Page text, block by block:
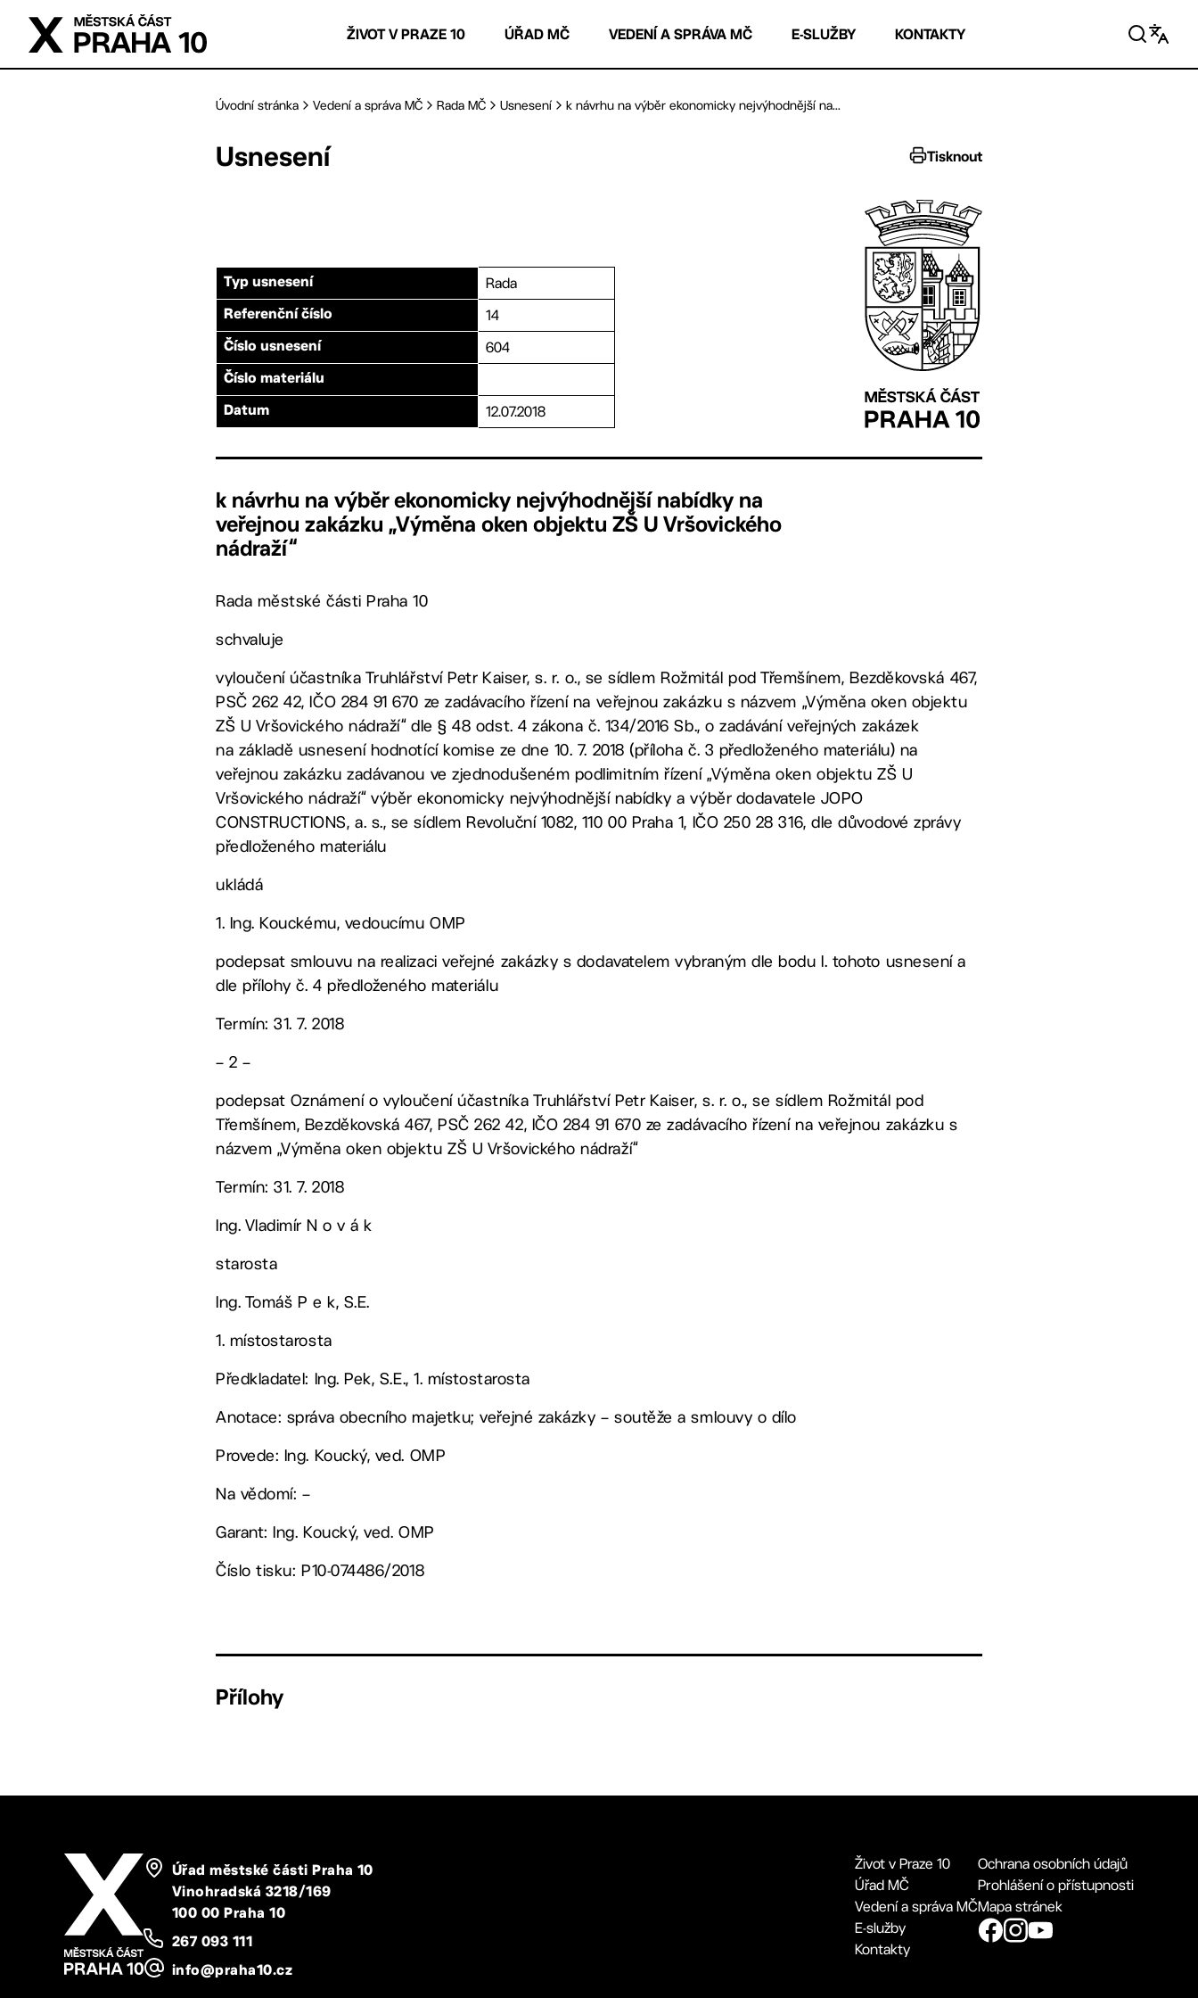
Přejít na hlavní obsah
ŽIVOT V PRAZE 10 ÚŘAD MČ VEDENÍ A SPRÁVA MČ E-SLUŽBY KONTAKTY
Úvodní stránka Vedení a správa MČ Rada MČ Usnesení k návrhu na výběr ekonomicky nejvýhodnější na...
Usnesení Tisknout
Typ usnesení Rada
Referenční číslo 14
Číslo usnesení 604
Číslo materiálu
Datum 12.07.2018
k návrhu na výběr ekonomicky nejvýhodnější nabídky na
veřejnou zakázku „Výměna oken objektu ZŠ U Vršovického
nádraží“
Rada městské části Praha 10
schvaluje
vyloučení účastníka Truhlářství Petr Kaiser, s. r. o., se sídlem Rožmitál pod Třemšínem, Bezděkovská 467,
PSČ 262 42, IČO 284 91 670 ze zadávacího řízení na veřejnou zakázku s názvem „Výměna oken objektu
ZŠ U Vršovického nádraží“ dle § 48 odst. 4 zákona č. 134/2016 Sb., o zadávání veřejných zakázek
na základě usnesení hodnotící komise ze dne 10. 7. 2018 (příloha č. 3 předloženého materiálu) na
veřejnou zakázku zadávanou ve zjednodušeném podlimitním řízení „Výměna oken objektu ZŠ U
Vršovického nádraží“ výběr ekonomicky nejvýhodnější nabídky a výběr dodavatele JOPO
CONSTRUCTIONS, a. s., se sídlem Revoluční 1082, 110 00 Praha 1, IČO 250 28 316, dle důvodové zprávy
předloženého materiálu
ukládá
1. Ing. Kouckému, vedoucímu OMP
podepsat smlouvu na realizaci veřejné zakázky s dodavatelem vybraným dle bodu I. tohoto usnesení a
dle přílohy č. 4 předloženého materiálu
Termín: 31. 7. 2018
– 2 –
podepsat Oznámení o vyloučení účastníka Truhlářství Petr Kaiser, s. r. o., se sídlem Rožmitál pod
Třemšínem, Bezděkovská 467, PSČ 262 42, IČO 284 91 670 ze zadávacího řízení na veřejnou zakázku s
názvem „Výměna oken objektu ZŠ U Vršovického nádraží“
Termín: 31. 7. 2018
Ing. Vladimír N o v á k
starosta
Ing. Tomáš P e k, S.E.
1. místostarosta
Předkladatel: Ing. Pek, S.E., 1. místostarosta
Anotace: správa obecního majetku; veřejné zakázky – soutěže a smlouvy o dílo
Provede: Ing. Koucký, ved. OMP
Na vědomí: –
Garant: Ing. Koucký, ved. OMP
Číslo tisku: P10-074486/2018
Přílohy
Úřad městské části Praha 10
Vinohradská 3218/169
100 00 Praha 10
267 093 111
info@praha10.cz
Život v Praze 10
Úřad MČ
Vedení a správa MČ
E-služby
Kontakty
Ochrana osobních údajů
Prohlášení o přístupnosti
Mapa stránek